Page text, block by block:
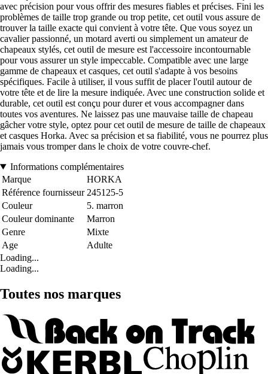
avec précision pour vous offrir des mesures fiables et précises. Fini les
problèmes de taille trop grande ou trop petite, cet outil vous assure de
trouver la taille exacte qui convient à votre tête. Que vous soyez un
cavalier passionné, un motard averti ou simplement un amateur de
chapeaux stylés, cet outil de mesure est l'accessoire incontournable
pour vous assurer un style impeccable. Compatible avec une large
gamme de chapeaux et casques, cet outil s'adapte à vos besoins
spécifiques. Facile à utiliser, il vous suffit de placer l'outil autour de
votre tête et de lire la mesure indiquée. Avec une construction solide et
durable, cet outil est conçu pour durer et vous accompagner dans
toutes vos aventures. Ne laissez pas une mauvaise taille de chapeau
gâcher votre style, optez pour cet outil de mesure de taille de chapeaux
et casques Horka. Avec sa précision et sa fiabilité, vous ne pourrez plus
jamais vous tromper dans le choix de votre couvre-chef.
Informations complémentaires
Marque
HORKA
Référence fournisseur 245125-5
Couleur
5. marron
Couleur dominante
Marron
Genre
Mixte
Age
Adulte
Loading...
Loading...
Toutes nos marques